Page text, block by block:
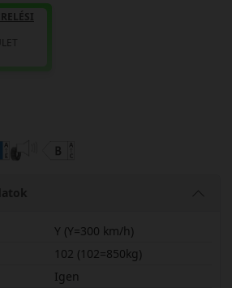
Y (Y=300 km/h)
102 (102=850kg)
Igen